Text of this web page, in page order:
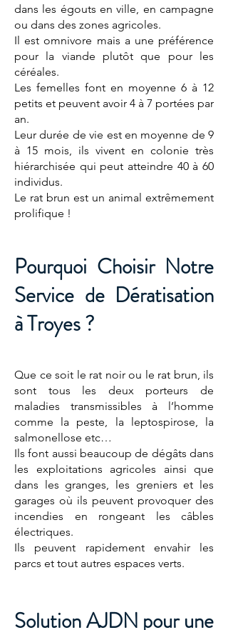
dans les égouts en ville, en campagne
ou dans des zones agricoles.
Il est omnivore mais a une préférence
pour la viande plutôt que pour les
céréales.
Les femelles font en moyenne 6 à 12
petits et peuvent avoir 4 à 7 portées par
an.
Leur durée de vie est en moyenne de 9
à 15 mois, ils vivent en colonie très
hiérarchisée qui peut atteindre 40 à 60
individus.
Le rat brun est un animal extrêmement
prolifique !
Pourquoi Choisir Notre
Service de Dératisation
à Troyes ?
Que ce soit le rat noir ou le rat brun, ils
sont tous les deux porteurs de
maladies transmissibles à l’homme
comme la peste, la leptospirose, la
salmonellose etc…
Ils font aussi beaucoup de dégâts dans
les exploitations agricoles ainsi que
dans les granges, les greniers et les
garages où ils peuvent provoquer des
incendies en rongeant les câbles
électriques.
Ils peuvent rapidement envahir les
parcs et tout autres espaces verts.
Solution AJDN pour une